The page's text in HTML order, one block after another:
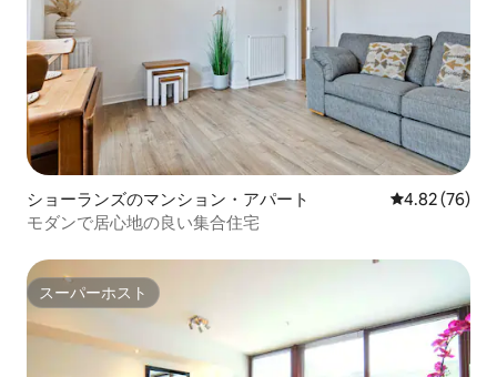
ショーランズのマンション・アパート レビュー76
4.82 (76)
モダンで居心地の良い集合住宅
スーパーホスト
スーパーホスト